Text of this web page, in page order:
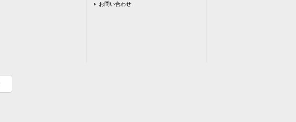
お問い合わせ